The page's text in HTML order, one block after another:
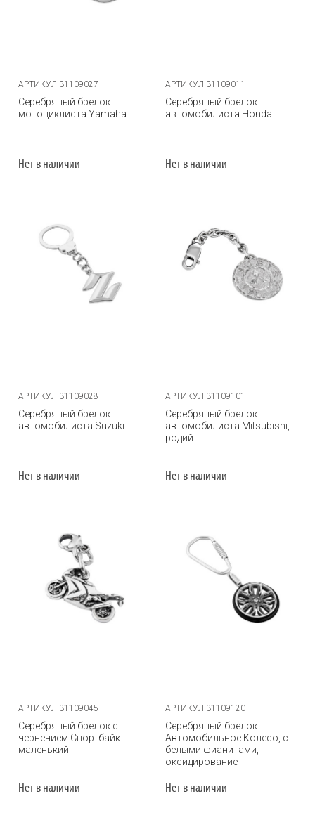
АРТИКУЛ 31109027
Серебряный брелок
мотоциклиста Yamaha
Нет в наличии
АРТИКУЛ 31109011
Серебряный брелок
автомобилиста Honda
Нет в наличии
АРТИКУЛ 31109028
Серебряный брелок
автомобилиста Suzuki
Нет в наличии
АРТИКУЛ 31109101
Серебряный брелок
автомобилиста Mitsubishi,
родий
Нет в наличии
АРТИКУЛ 31109045
Серебряный брелок с
чернением Спортбайк
маленький
Нет в наличии
АРТИКУЛ 31109120
Серебряный брелок
Автомобильное Колесо, с
белыми фианитами,
оксидирование
Нет в наличии